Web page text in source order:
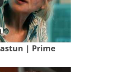
| Prime